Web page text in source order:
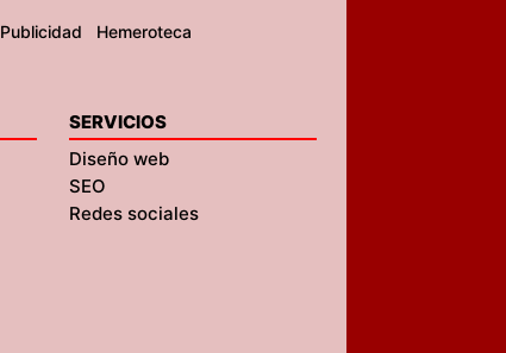
Publicidad Hemeroteca
SERVICIOS
Diseño web
SEO
Redes sociales